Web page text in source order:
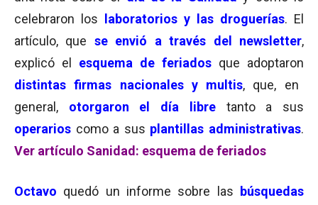
celebraron los laboratorios y las droguerías. El
artículo, que se envió a través del newsletter,
explicó el esquema de feriados que adoptaron
distintas firmas nacionales y multis, que, en
general, otorgaron el día libretanto a sus
operarios como a sus plantillas administrativas.
Ver artículo Sanidad: esquema de feriados
Octavo quedó un informe sobre las
búsquedas